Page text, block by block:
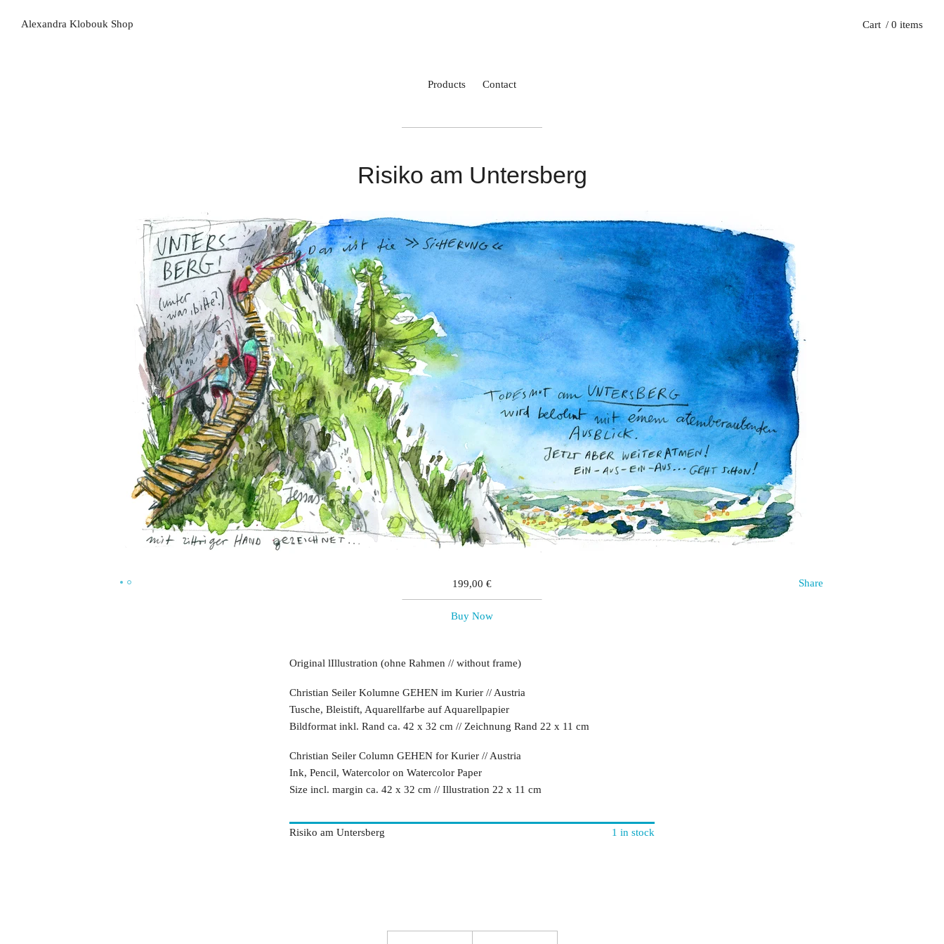
Alexandra Klobouk Shop Cart / 0 items
Products Contact
Risiko am Untersberg
199,00 € Share
Buy Now
Original lIllustration (ohne Rahmen // without frame)
Christian Seiler Kolumne GEHEN im Kurier // Austria
Tusche, Bleistift, Aquarellfarbe auf Aquarellpapier
Bildformat inkl. Rand ca. 42 x 32 cm // Zeichnung Rand 22 x 11 cm
Christian Seiler Column GEHEN for Kurier // Austria
Ink, Pencil, Watercolor on Watercolor Paper
Size incl. margin ca. 42 x 32 cm // Illustration 22 x 11 cm
Risiko am Untersberg 1 in stock